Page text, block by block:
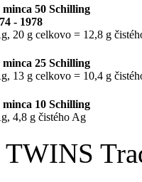
50 Schilling
- 1978
20 g celkovo = 12,8 g
25 Schilling
13 g celkovo = 10,4 g
10 Schilling
4,8 g čistého Ag